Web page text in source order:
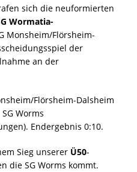
sich die neuformierten
Wormatia-
Monsheim/Flörsheim-
der
an der
Flörsheim-Dalsheim
Worms
Endergebnis 0:10.
Sieg unserer Ü50-
die SG Worms kommt.